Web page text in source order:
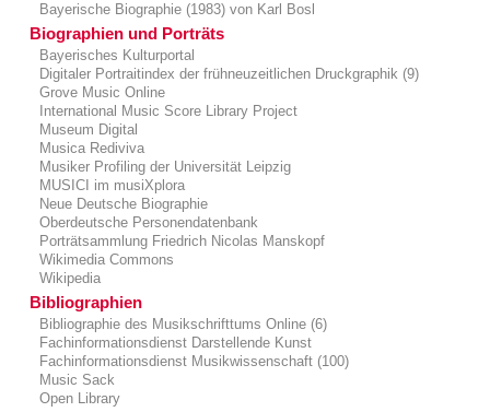
Bayerische Biographie (1983) von Karl Bosl
Biographien und Porträts
Bayerisches Kulturportal
Digitaler Portraitindex der frühneuzeitlichen Druckgraphik (9)
Grove Music Online
International Music Score Library Project
Museum Digital
Musica Rediviva
Musiker Profiling der Universität Leipzig
MUSICI im musiXplora
Neue Deutsche Biographie
Oberdeutsche Personendatenbank
Porträtsammlung Friedrich Nicolas Manskopf
Wikimedia Commons
Wikipedia
Bibliographien
Bibliographie des Musikschrifttums Online (6)
Fachinformationsdienst Darstellende Kunst
Fachinformationsdienst Musikwissenschaft (100)
Music Sack
Open Library